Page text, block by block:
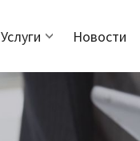
Услуги Новости